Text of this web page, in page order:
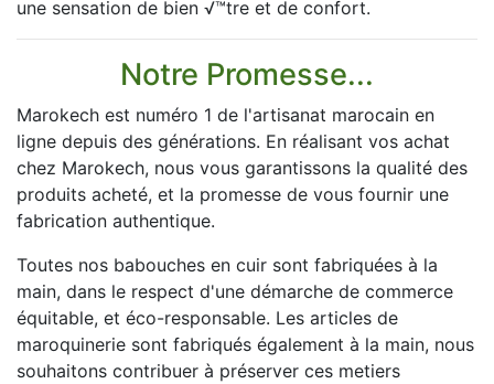
une sensation de bien √™tre et de confort.
Notre Promesse...
Marokech est numéro 1 de l'artisanat marocain en
ligne depuis des générations. En réalisant vos achat
chez Marokech, nous vous garantissons la qualité des
produits acheté, et la promesse de vous fournir une
fabrication authentique.
Toutes nos babouches en cuir sont fabriquées à la
main, dans le respect d'une démarche de commerce
équitable, et éco-responsable. Les articles de
maroquinerie sont fabriqués également à la main, nous
souhaitons contribuer à préserver ces metiers